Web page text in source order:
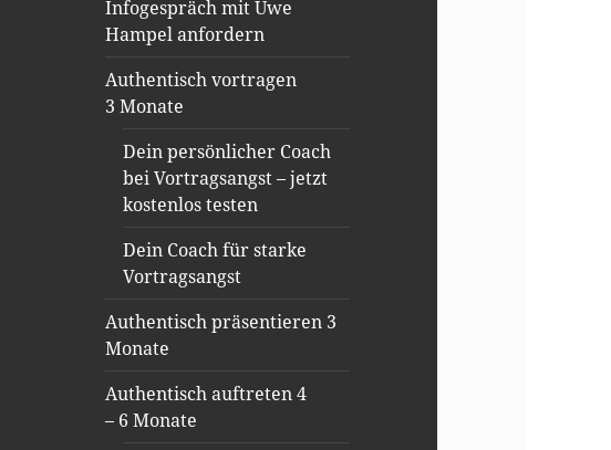
Infogespräch mit Uwe
Hampel anfordern
Authentisch vortragen
3 Monate
Dein persönlicher Coach
bei Vortragsangst – jetzt
kostenlos testen
Dein Coach für starke
Vortragsangst
Authentisch präsentieren 3
Monate
Authentisch auftreten 4
– 6 Monate